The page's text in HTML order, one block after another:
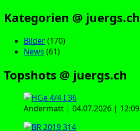
Kategorien @ juergs.ch
Bilder(170)
News (61)
Topshots @ juergs.ch
Andermatt | 04.07.2026 | 12:09